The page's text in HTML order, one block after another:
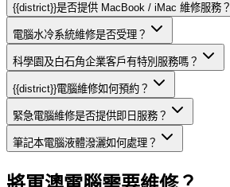
{{district}}是否提供 MacBook / iMac 維修服務？
電腦水冷系統維修是否受理？
科學園及白石角企業客戶有特別服務嗎？
{{district}}電腦維修如何預約？
緊急電腦維修是否提供即日服務？
筆記本電腦液體潑灑如何處理？